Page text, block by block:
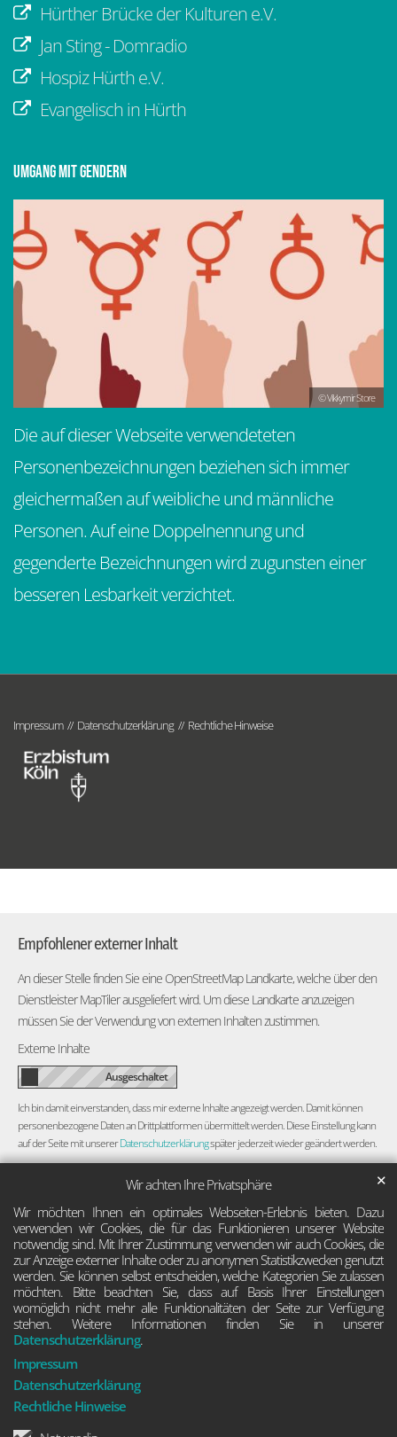
Wir achten Ihre Privatsphäre
Wir möchten Ihnen ein optimales Webseiten-Erlebnis bieten. Dazu
verwenden wir Cookies, die für das Funktionieren unserer Website
notwendig sind. Mit Ihrer Zustimmung verwenden wir auch Cookies, die
zur Anzeige externer Inhalte oder zu anonymen Statistikzwecken genutzt
werden. Sie können selbst entscheiden, welche Kategorien Sie zulassen
möchten. Bitte beachten Sie, dass auf Basis Ihrer Einstellungen
womöglich nicht mehr alle Funktionalitäten der Seite zur Verfügung
stehen. Weitere Informationen finden Sie in unserer
Datenschutzerklärung.
✕
Impressum
Datenschutzerklärung
Rechtliche Hinweise
Hürther Brücke der Kulturen e.V.
Jan Sting - Domradio
Hospiz Hürth e.V.
Evangelisch in Hürth
Umgang mit Gendern
© Vikkymir Store
Die auf dieser Webseite verwendeteten
Personenbezeichnungen beziehen sich immer
gleichermaßen auf weibliche und männliche
Personen. Auf eine Doppelnennung und
gegenderte Bezeichnungen wird zugunsten einer
besseren Lesbarkeit verzichtet.
Impressum Datenschutzerklärung Rechtliche Hinweise
Empfohlener externer Inhalt
An dieser Stelle finden Sie eine OpenStreetMap Landkarte, welche über den
Dienstleister MapTiler ausgeliefert wird. Um diese Landkarte anzuzeigen
müssen Sie der Verwendung von externen Inhalten zustimmen.
Externe Inhalte
Ich bin damit einverstanden, dass mir externe Inhalte angezeigt werden. Damit können
personenbezogene Daten an Drittplattformen übermittelt werden. Diese Einstellung kann
auf der Seite mit unsererDatenschutzerklärungspäter jederzeit wieder geändert werden.